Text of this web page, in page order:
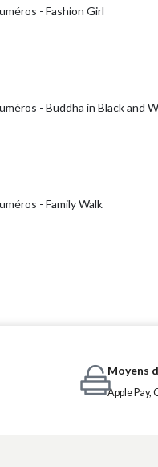
- Fashion Girl
- Buddha in Black and
- Family Walk
Moyens
Apple Pay,